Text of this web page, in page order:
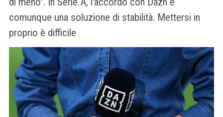
comunque una soluzione di stabilità. Mettersi in
proprio è difficile